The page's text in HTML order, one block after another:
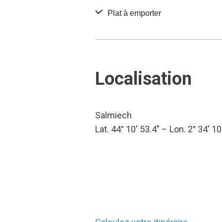
Plat à emporter
Localisation
Salmiech
Lat. 44° 10′ 53.4″ – Lon. 2° 34′